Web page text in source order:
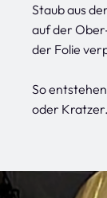
Staub aus
auf der
der Folie
So
oder Kratzer.